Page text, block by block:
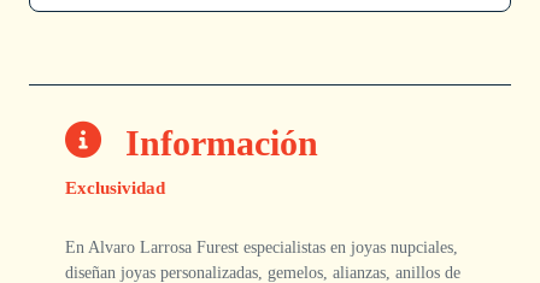
Información
Exclusividad
En Alvaro Larrosa Furest especialistas en joyas nupciales,
diseñan joyas personalizadas, gemelos, alianzas, anillos de